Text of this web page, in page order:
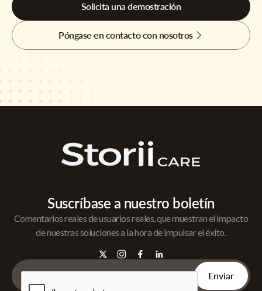
Solicita una demostración
Póngase en contacto con nosotros
Suscríbase a nuestro boletín
Comentarios reales de usuarios reales, que muestran el impacto
de nuestras soluciones a la hora de impulsar el éxito.